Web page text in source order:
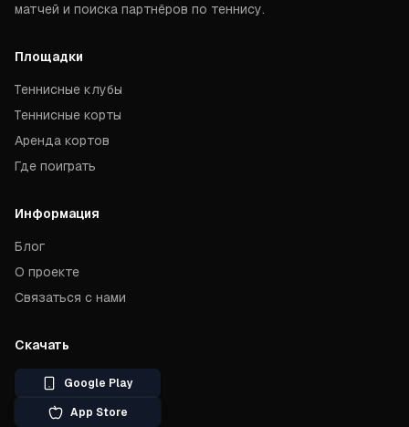
матчей и поиска партнёров по теннису.
Площадки
Теннисные клубы
Теннисные корты
Аренда кортов
Где поиграть
Информация
Блог
О проекте
Связаться с нами
Скачать
Google Play
App Store